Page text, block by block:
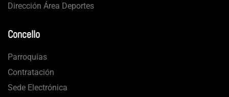
Dirección Área Deportes
Concello
Parroquias
Contratación
Sede Electrónica